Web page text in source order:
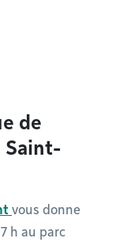
de
Saint-
vous donne
h au parc